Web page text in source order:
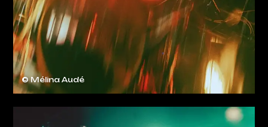
© Mélina Audé